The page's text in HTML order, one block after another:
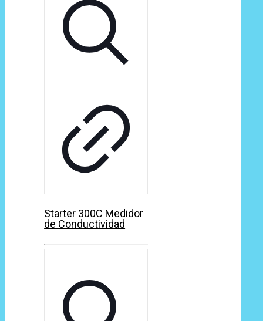
Starter 300C Medidor
de Conductividad